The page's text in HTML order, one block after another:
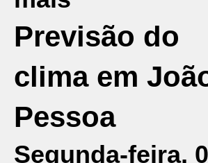
Previsão do
clima em
Pessoa
Segunda-feira,